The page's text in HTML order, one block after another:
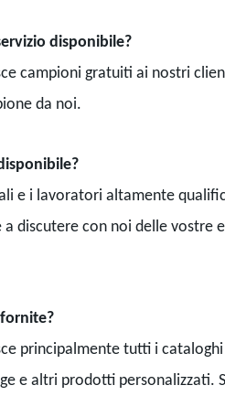
disponibile?
campioni gratuiti ai nostri
da noi.
e i lavoratori altamente
discutere con noi delle vostre
principalmente tutti i
e altri prodotti